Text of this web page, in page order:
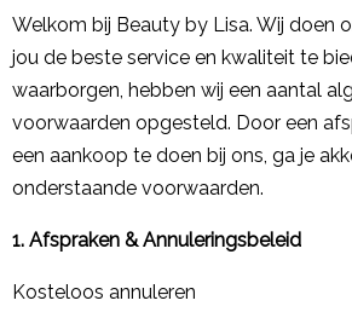
Welkom bij Beauty by Lisa. Wij doen
jou de beste service en kwaliteit te
waarborgen, hebben wij een aantal
voorwaarden opgesteld. Door een
een aankoop te doen bij ons, ga je
onderstaande voorwaarden.
1. Afspraken & Annuleringsbeleid
Kosteloos annuleren